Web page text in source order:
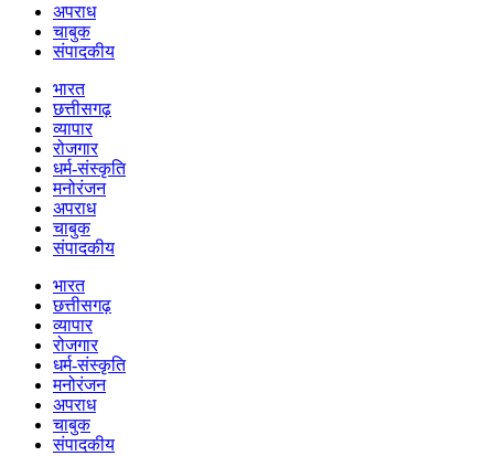
अपराध
चाबुक
संपादकीय
भारत
छत्तीसगढ़
व्यापार
रोजगार
धर्म-संस्कृति
मनोरंजन
अपराध
चाबुक
संपादकीय
भारत
छत्तीसगढ़
व्यापार
रोजगार
धर्म-संस्कृति
मनोरंजन
अपराध
चाबुक
संपादकीय